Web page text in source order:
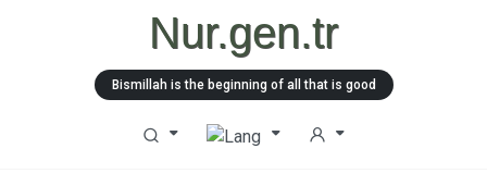
Nur.gen.tr
Bismillah is the beginning of all that is good